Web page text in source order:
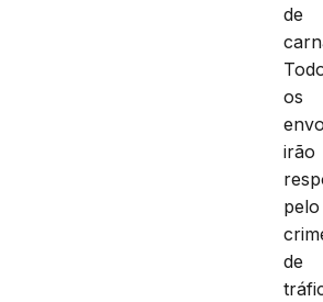
de
os
irão
pelo
de